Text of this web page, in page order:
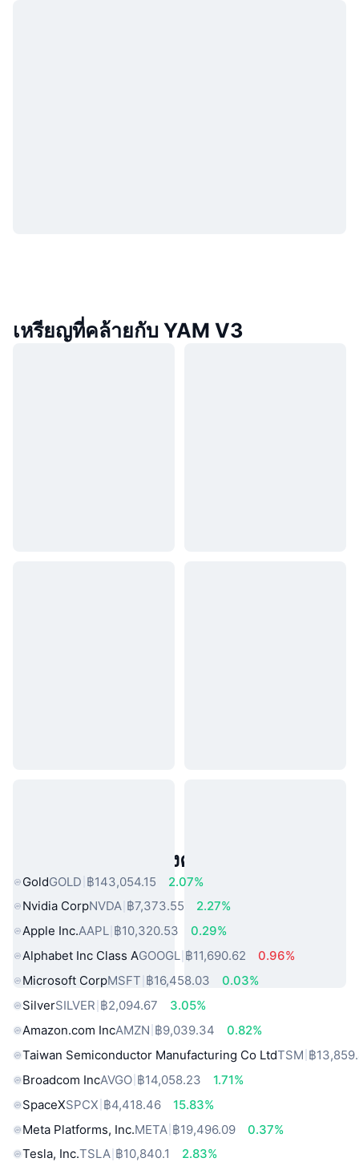
เหรียญที่คล้ายกับ YAM V3
สินทรัพย์ในโลกแห่งความจริงยอดนิยม
GoldGOLD ฿143,054.15
2.07%
Nvidia CorpNVDA ฿7,373.55
2.27%
Apple Inc.AAPL ฿10,320.53
0.29%
Alphabet Inc Class AGOOGL ฿11,690.62
0.96%
Microsoft CorpMSFT ฿16,458.03
0.03%
SilverSILVER ฿2,094.67
3.05%
Amazon.com IncAMZN ฿9,039.34
0.82%
Taiwan Semiconductor Manufacturing Co LtdTSM ฿
Broadcom IncAVGO ฿14,058.23
1.71%
SpaceXSPCX ฿4,418.46
15.83%
Meta Platforms, Inc.META ฿19,496.09
0.37%
Tesla, Inc.TSLA ฿10,840.1
2.83%